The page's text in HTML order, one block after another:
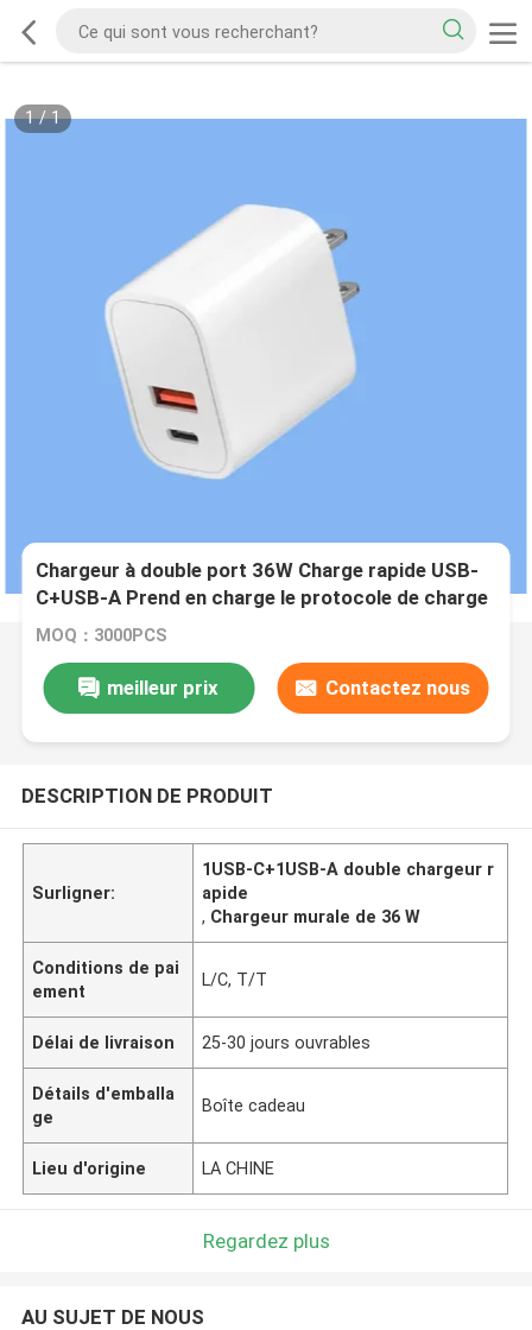
1/1
Chargeur à double port 36W Charge rapide USB-
C+USB-A Prend en charge le protocole de charge
rapide PD/QC 110-240V 50/60Hz Universel
MOQ：3000PCS
meilleur prix Contactez nous
DESCRIPTION DE PRODUIT
Surligner:
1USB-C+1USB-A double chargeur r
apide
, Chargeur murale de 36 W
Conditions de pai
ement
L/C, T/T
Délai de livraison 25-30 jours ouvrables
Détails d'emballa
ge
Boîte cadeau
Lieu d'origine LA CHINE
Regardez plus
AU SUJET DE NOUS